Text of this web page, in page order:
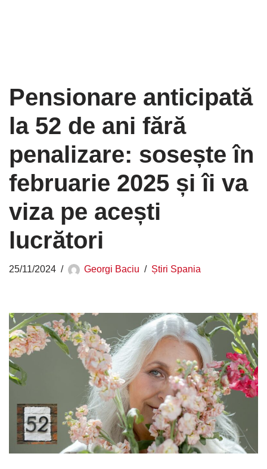
Pensionare anticipată
la 52 de ani fără
penalizare: sosește în
februarie 2025 și îi va
viza pe acești
lucrători
25/11/2024 Georgi Baciu Știri Spania